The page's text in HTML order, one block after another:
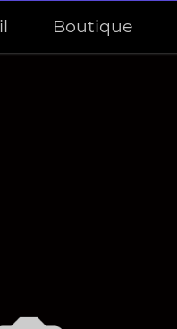
Boutique